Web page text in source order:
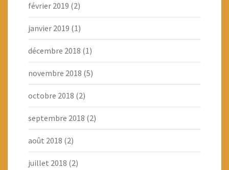
février 2019 (2)
janvier 2019 (1)
décembre 2018 (1)
novembre 2018 (5)
octobre 2018 (2)
septembre 2018 (2)
août 2018 (2)
juillet 2018 (2)